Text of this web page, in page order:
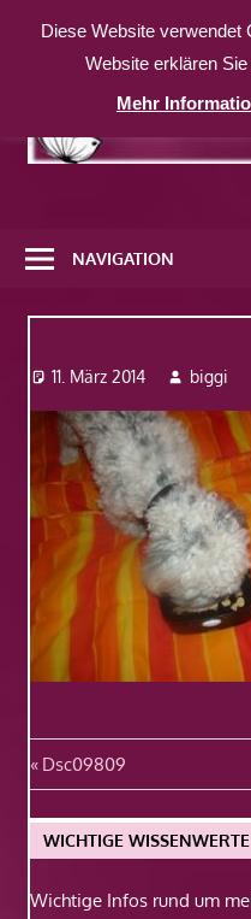
Inhalt
weitere
Website
NAVIGATION
11. März 2014 biggi
Vorheriger
Beitrag:
Dsc09809
WICHTIGE
Wichtige Infos rund um
Diese Website verwendet
Website erklären
Mehr